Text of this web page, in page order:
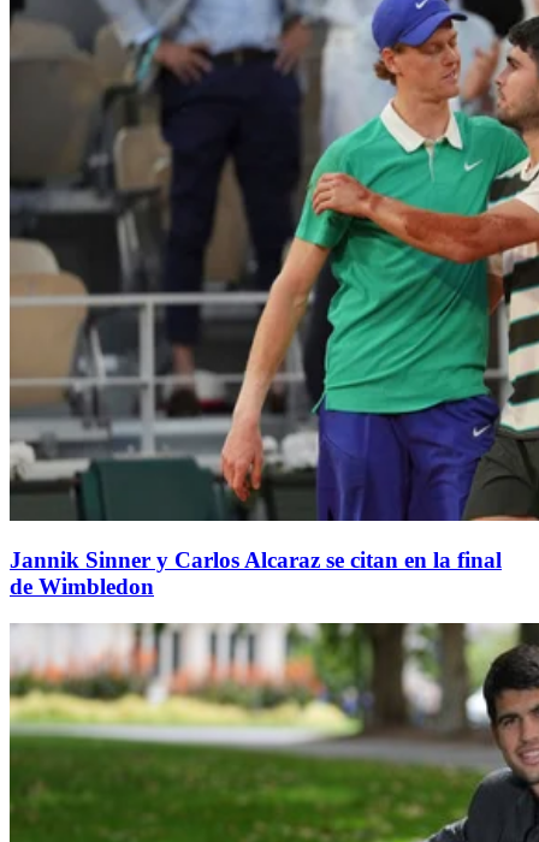
Jannik Sinner y Carlos Alcaraz se citan en la final
de Wimbledon